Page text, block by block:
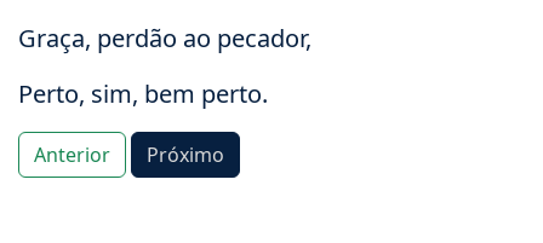
Graça, perdão ao pecador,
Perto, sim, bem perto.
Anterior Próximo